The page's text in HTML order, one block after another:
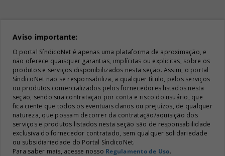
Aviso importante:
O portal SíndicoNet é apenas uma plataforma de aproximação, e
não oferece quaisquer garantias, implícitas ou explicitas, sobre os
produtos e serviços disponibilizados nesta seção. Assim, o portal
SíndicoNet não se responsabiliza, a qualquer título, pelos serviços
ou produtos comercializados pelos fornecedores listados nesta
seção, sendo sua contratação por conta e risco do usuário, que
fica ciente que todos os eventuais danos ou prejuízos, de qualquer
natureza, que possam decorrer da contratação/aquisição dos
serviços e produtos listados nesta seção são de responsabilidade
exclusiva do fornecedor contratado, sem qualquer solidariedade
ou subsidiariedade do Portal SíndicoNet.
Para saber mais, acesse nosso Regulamento de Uso.